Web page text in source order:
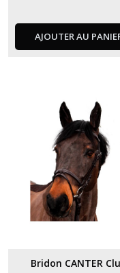
AJOUTER AU
Bridon CANTER